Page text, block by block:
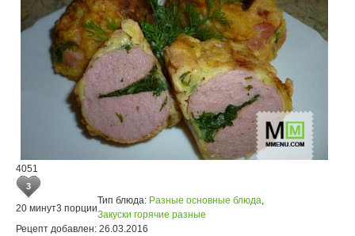
4051
3
20 минут3 порции
Тип блюда: Разные основные блюда,
Закуски горячие разные
Рецепт добавлен: 26.03.2016